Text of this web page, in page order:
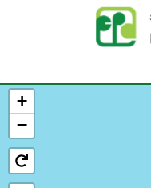
Skip to main content
+
−